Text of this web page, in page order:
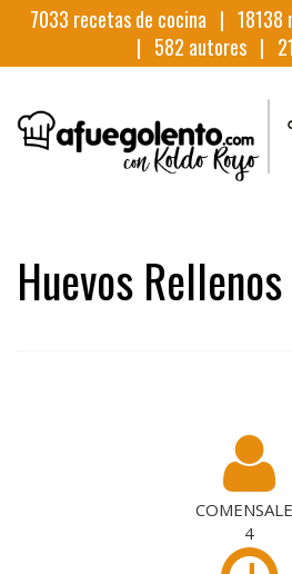
7033 recetas de cocina | 18138
| 582 autores | 21
Huevos Rellenos
4